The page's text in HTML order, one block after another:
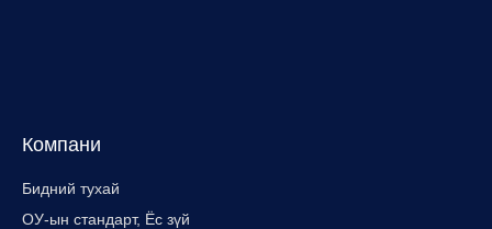
Компани
Бидний тухай
ОУ-ын стандарт, Ёс зүй